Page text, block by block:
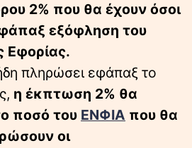
2% που θα έχουν όσοι
εξόφληση του
Εφορίας.
πληρώσει εφάπαξ το
η έκπτωση 2% θα
ποσό του ΕΝΦΙΑ που θα
οι